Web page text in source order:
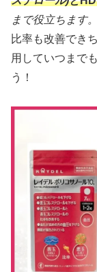
まで役立ちます。
比率も改善でき
用していつまで
う！